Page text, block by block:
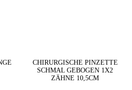
CHIRURGISCHE PINZETTE
SCHMAL GEBOGEN 1X2
ZÄHNE 10,5CM